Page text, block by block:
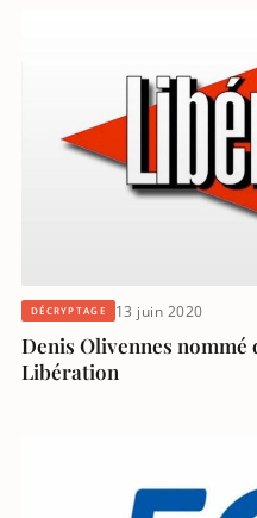
DÉCRYPTAGE 13 juin 2020
Denis Olivennes
Libération